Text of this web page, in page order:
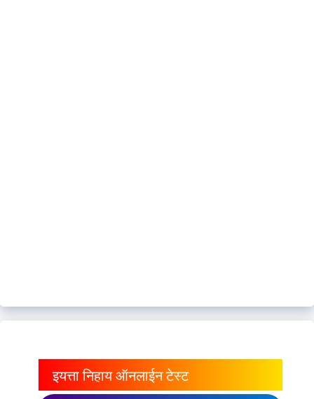
इयत्ता निहाय ऑनलाईन टेस्ट